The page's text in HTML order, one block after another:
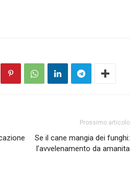
Prossimo articolo
Se il cane mangia dei funghi:
l’avvelenamento da amanita